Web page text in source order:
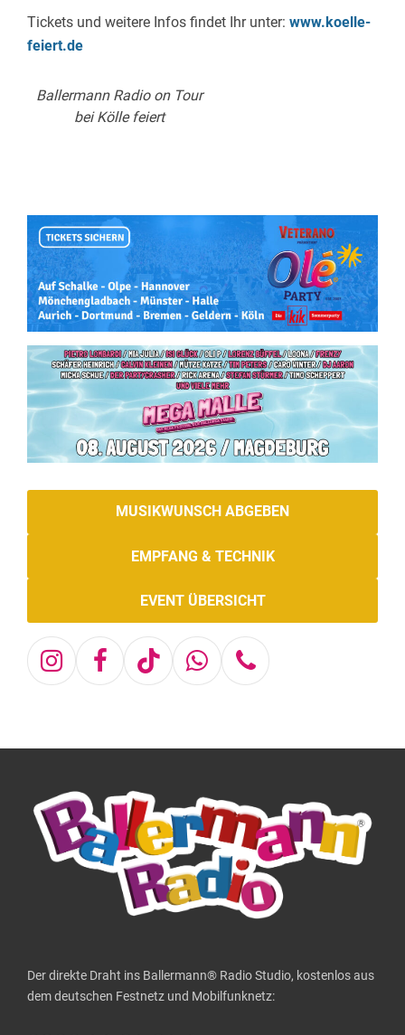
Tickets und weitere Infos findet Ihr unter: www.koelle-
feiert.de
Ballermann Radio on Tour
bei Kölle feiert
MUSIKWUNSCH ABGEBEN
EMPFANG & TECHNIK
EVENT ÜBERSICHT
Instagram
Facebook
TiktokWhatsapp
Telefon
Der direkte Draht ins Ballermann® Radio Studio, kostenlos aus
dem deutschen Festnetz und Mobilfunknetz: